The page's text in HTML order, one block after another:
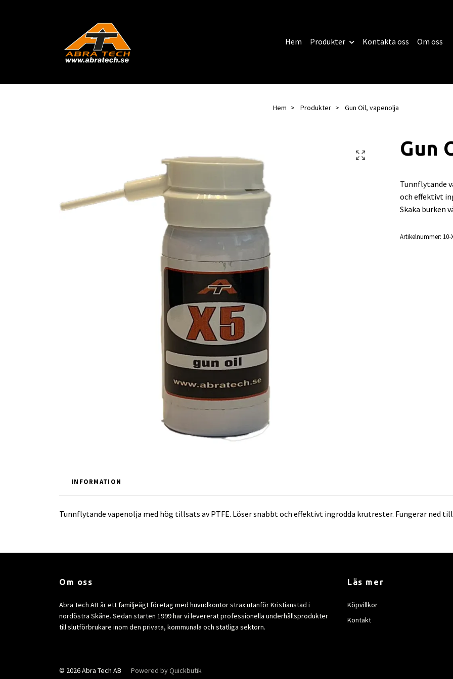
Hem Produkter Kontakta oss Om oss
Hem Produkter Gun Oil, vapenolja
Gun
Tunnflytande
och effektivt
Skaka burken
Artikelnummer: 10-
INFORMATION
Tunnflytande vapenolja med hög tillsats av PTFE. Löser snabbt och effektivt ingrodda krutrester. Fungerar ned
Om oss
Abra Tech AB är ett familjeägt företag med huvudkontor strax utanför Kristianstad i
nordöstra Skåne. Sedan starten 1999 har vi levererat professionella underhållsprodukter
till slutförbrukare inom den privata, kommunala och statliga sektorn.
Läs mer
Köpvillkor
Kontakt
© 2026 Abra Tech AB Powered by Quickbutik